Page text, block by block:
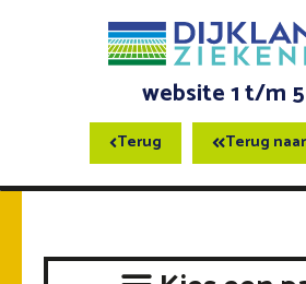
website 1 t/m
Terug Terug